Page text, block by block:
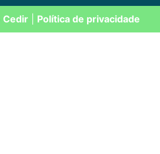
Cedir| Política de privacidade